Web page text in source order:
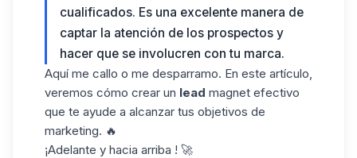
cualificados. Es una excelente manera de
captar la atención de los prospectos y
hacer que se involucren con tu marca.
Aquí me callo o me desparramo. En este artículo,
veremos cómo crear un lead magnet efectivo
que te ayude a alcanzar tus objetivos de
marketing. 🔥
¡Adelante y hacia arriba ! 🚀